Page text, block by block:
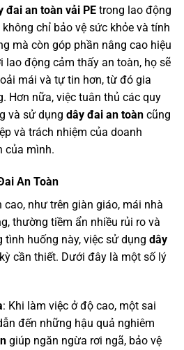
đai an toàn vải PE trong lao động
chỉ bảo vệ sức khỏe và tính
mà còn góp phần nâng cao hiệu
lao động cảm thấy an toàn, họ sẽ
mái và tự tin hơn, từ đó gia
Hơn nữa, việc tuân thủ các quy
và sử dụng dây đai an toàn cũng
và trách nhiệm của doanh
của mình.
An Toàn
như trên giàn giáo, mái nhà
thường tiềm ẩn nhiều rủi ro và
tình huống này, việc sử dụng dây
cần thiết. Dưới đây là một số lý
: Khi làm việc ở độ cao, một sai
đến những hậu quả nghiêm
giúp ngăn ngừa rơi ngã, bảo vệ